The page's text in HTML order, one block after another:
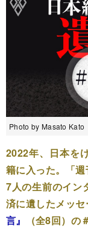
Photo by Masato Kato
2022年、日本を
籍に入った。「
7人の生前のイン
済に遺したメッ
言』
（全8回）